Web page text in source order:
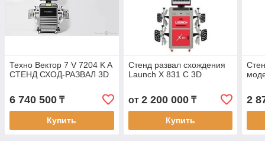
Техно Вектор 7 V 7204 K A
СТЕНД СХОД-РАЗВАЛ 3D
6 740 500 ₸
Купить
Стенд развал схождения
Launch X 831 С 3D
от 2 200 000₸
Купить
2